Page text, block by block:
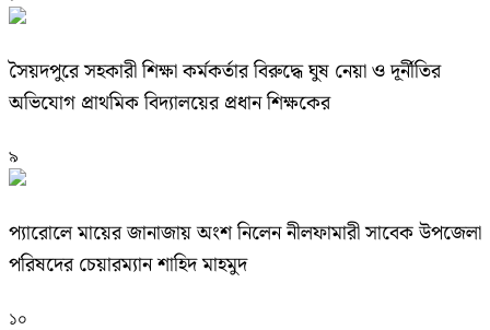
সৈয়দপুরে সহকারী শিক্ষা কর্মকর্তার বিরুদ্ধে ঘুষ নেয়া ও দূর্নীতির
অভিযোগ প্রাথমিক বিদ্যালয়ের প্রধান শিক্ষকের
৯
প্যারোলে মায়ের জানাজায় অংশ নিলেন নীলফামারী সাবেক উপজেলা
পরিষদের চেয়ারম্যান শাহিদ মাহমুদ
১০